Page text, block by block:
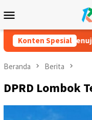
ke
Mobile
Konten Spesial
Menuju Pentas Nasional
Beranda Berita
DPRD Lombok